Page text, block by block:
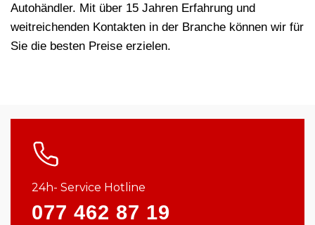
Autohändler. Mit über 15 Jahren Erfahrung und
weitreichenden Kontakten in der Branche können wir für
Sie die besten Preise erzielen.
24h- Service Hotline
077 462 87 19